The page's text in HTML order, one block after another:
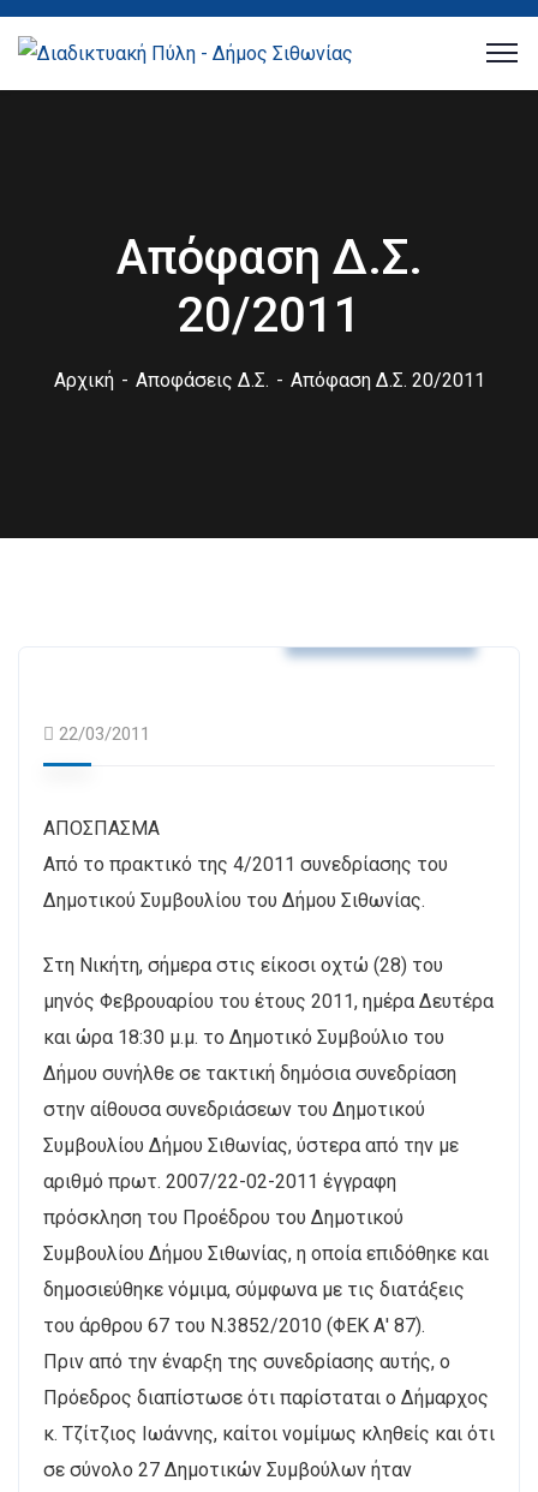
Απόφαση Δ.Σ.
20/2011
Αρχική Αποφάσεις Δ.Σ. Απόφαση Δ.Σ. 20/2011
22/03/2011
ΑΠΟΣΠΑΣΜΑ
Από το πρακτικό της 4/2011 συνεδρίασης του
Δημοτικού Συμβουλίου του Δήμου Σιθωνίας.
Στη Νικήτη, σήμερα στις είκοσι οχτώ (28) του
μηνός Φεβρουαρίου του έτους 2011, ημέρα Δευτέρα
και ώρα 18:30 μ.μ. το Δημοτικό Συμβούλιο του
Δήμου συνήλθε σε τακτική δημόσια συνεδρίαση
στην αίθουσα συνεδριάσεων του Δημοτικού
Συμβουλίου Δήμου Σιθωνίας, ύστερα από την με
αριθμό πρωτ. 2007/22-02-2011 έγγραφη
πρόσκληση του Προέδρου του Δημοτικού
Συμβουλίου Δήμου Σιθωνίας, η οποία επιδόθηκε και
δημοσιεύθηκε νόμιμα, σύμφωνα με τις διατάξεις
του άρθρου 67 του Ν.3852/2010 (ΦΕΚ Α' 87).
Πριν από την έναρξη της συνεδρίασης αυτής, ο
Πρόεδρος διαπίστωσε ότι παρίσταται ο Δήμαρχος
κ. Τζίτζιος Ιωάννης, καίτοι νομίμως κληθείς και ότι
σε σύνολο 27 Δημοτικών Συμβούλων ήταν